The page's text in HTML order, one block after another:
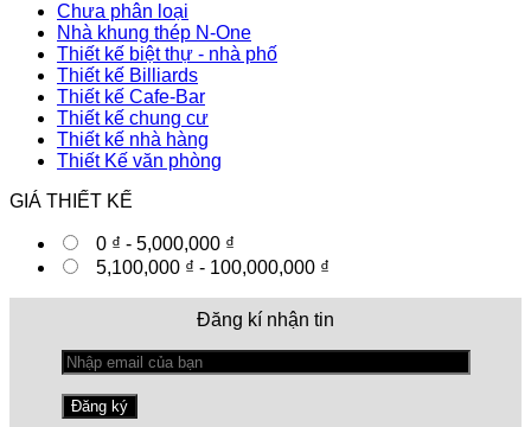
Chưa phân loại
Nhà khung thép N-One
Thiết kế biệt thự - nhà phố
Thiết kế Billiards
Thiết kế Cafe-Bar
Thiết kế chung cư
Thiết kế nhà hàng
Thiết Kế văn phòng
GIÁ THIẾT KẾ
0 ₫ - 5,000,000 ₫
5,100,000 ₫ - 100,000,000 ₫
Đăng kí nhận tin